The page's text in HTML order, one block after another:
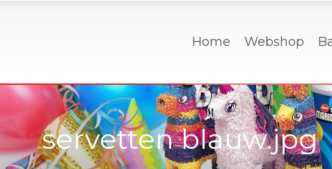
Home Webshop
servetten blauw.jpg